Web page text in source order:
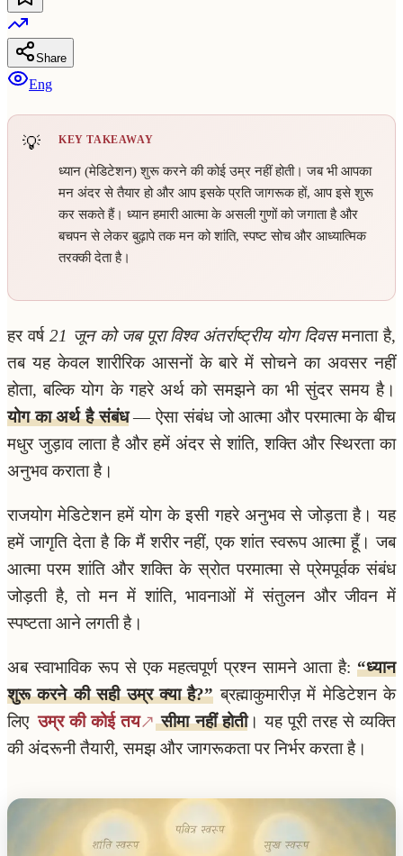
Share
Eng
KEY TAKEAWAY
ध्यान (मेडिटेशन) शुरू करने की कोई उम्र नहीं होती। जब भी आपका
मन अंदर से तैयार हो और आप इसके प्रति जागरूक हों, आप इसे शुरू
कर सकते हैं। ध्यान हमारी आत्मा के असली गुणों को जगाता है और
बचपन से लेकर बुढ़ापे तक मन को शांति, स्पष्ट सोच और आध्यात्मिक
तरक्की देता है।
हर वर्ष 21 जून को जब पूरा विश्व अंतर्राष्ट्रीय योग दिवसमनाता है,
तब यह केवल शारीरिक आसनों के बारे में सोचने का अवसर नहीं
होता, बल्कि योग के गहरे अर्थ को समझने का भी सुंदर समय है।
योग का अर्थ है संबंध— ऐसा संबंध जो आत्मा और परमात्मा के बीच
मधुर जुड़ाव लाता है और हमें अंदर से शांति, शक्ति और स्थिरता का
अनुभव कराता है।
राजयोग मेडिटेशन हमें योग के इसी गहरे अनुभव से जोड़ता है। यह
हमें जागृति देता है कि मैं शरीर नहीं, एक शांत स्वरूप आत्मा हूँ। जब
आत्मा परम शांति और शक्ति के स्रोत परमात्मा से प्रेमपूर्वक संबंध
जोड़ती है, तो मन में शांति, भावनाओं में संतुलन और जीवन में
स्पष्टता आने लगती है।
अब स्वाभाविक रूप से एक महत्वपूर्ण प्रश्न सामने आता है: “ध्यान
शुरू करने की सही उम्र क्या है?” ब्रह्माकुमारीज़ में मेडिटेशन के
लिए उम्र की कोई तय सीमा नहीं होती। यह पूरी तरह से व्यक्ति
की अंदरूनी तैयारी, समझ और जागरूकता पर निर्भर करता है।